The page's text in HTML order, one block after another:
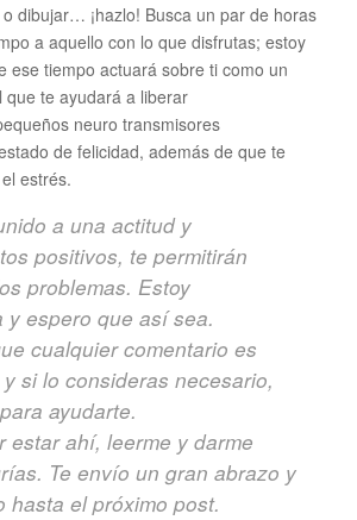
dibujar… ¡hazlo! Busca un par de horas
a aquello con lo que disfrutas; estoy
ese tiempo actuará sobre ti como un
que te ayudará a liberar
neuro transmisores
de felicidad, además de que te
estrés.
a una actitud y
positivos, te permitirán
problemas. Estoy
y espero que así sea.
cualquier comentario es
si lo consideras necesario,
ayudarte.
estar ahí, leerme y darme
Te envío un gran abrazo y
hasta el próximo post.